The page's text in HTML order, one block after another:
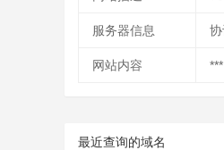
服务器信息
网站内容 ***
最近查询的域名